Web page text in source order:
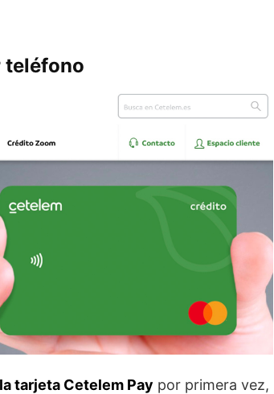
teléfono
tarjeta Cetelem Pay por primera vez,